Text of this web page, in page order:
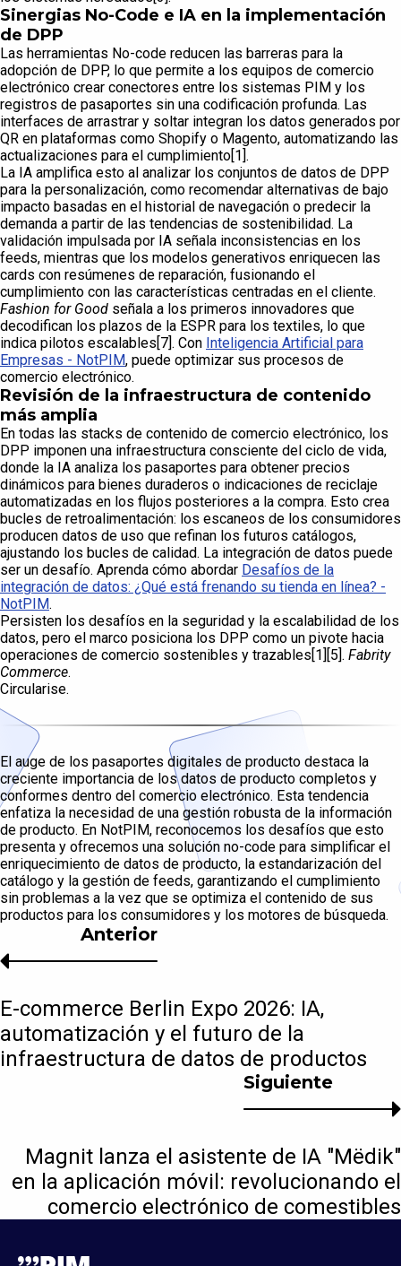
Sinergias No-Code e IA en la implementación
de DPP
Las herramientas No-code reducen las barreras para la
adopción de DPP, lo que permite a los equipos de comercio
electrónico crear conectores entre los sistemas PIM y los
registros de pasaportes sin una codificación profunda. Las
interfaces de arrastrar y soltar integran los datos generados por
QR en plataformas como Shopify o Magento, automatizando las
actualizaciones para el cumplimiento[1].
La IA amplifica esto al analizar los conjuntos de datos de DPP
para la personalización, como recomendar alternativas de bajo
impacto basadas en el historial de navegación o predecir la
demanda a partir de las tendencias de sostenibilidad. La
validación impulsada por IA señala inconsistencias en los
feeds, mientras que los modelos generativos enriquecen las
cards con resúmenes de reparación, fusionando el
cumplimiento con las características centradas en el cliente.
Fashion for Good señala a los primeros innovadores que
decodifican los plazos de la ESPR para los textiles, lo que
indica pilotos escalables[7]. Con Inteligencia Artificial para
Empresas - NotPIM, puede optimizar sus procesos de
comercio electrónico.
Revisión de la infraestructura de contenido
más amplia
En todas las stacks de contenido de comercio electrónico, los
DPP imponen una infraestructura consciente del ciclo de vida,
donde la IA analiza los pasaportes para obtener precios
dinámicos para bienes duraderos o indicaciones de reciclaje
automatizadas en los flujos posteriores a la compra. Esto crea
bucles de retroalimentación: los escaneos de los consumidores
producen datos de uso que refinan los futuros catálogos,
ajustando los bucles de calidad. La integración de datos puede
ser un desafío. Aprenda cómo abordar Desafíos de la
integración de datos: ¿Qué está frenando su tienda en línea? -
NotPIM.
Persisten los desafíos en la seguridad y la escalabilidad de los
datos, pero el marco posiciona los DPP como un pivote hacia
operaciones de comercio sostenibles y trazables[1][5]. Fabrity
Commerce.
Circularise.
El auge de los pasaportes digitales de producto destaca la
creciente importancia de los datos de producto completos y
conformes dentro del comercio electrónico. Esta tendencia
enfatiza la necesidad de una gestión robusta de la información
de producto. En NotPIM, reconocemos los desafíos que esto
presenta y ofrecemos una solución no-code para simplificar el
enriquecimiento de datos de producto, la estandarización del
catálogo y la gestión de feeds, garantizando el cumplimiento
sin problemas a la vez que se optimiza el contenido de sus
productos para los consumidores y los motores de búsqueda.
Siguiente
Magnit lanza el asistente de IA "Mёdik"
en la aplicación móvil: revolucionando el
comercio electrónico de comestibles
Anterior
E-commerce Berlin Expo 2026: IA,
automatización y el futuro de la
infraestructura de datos de productos